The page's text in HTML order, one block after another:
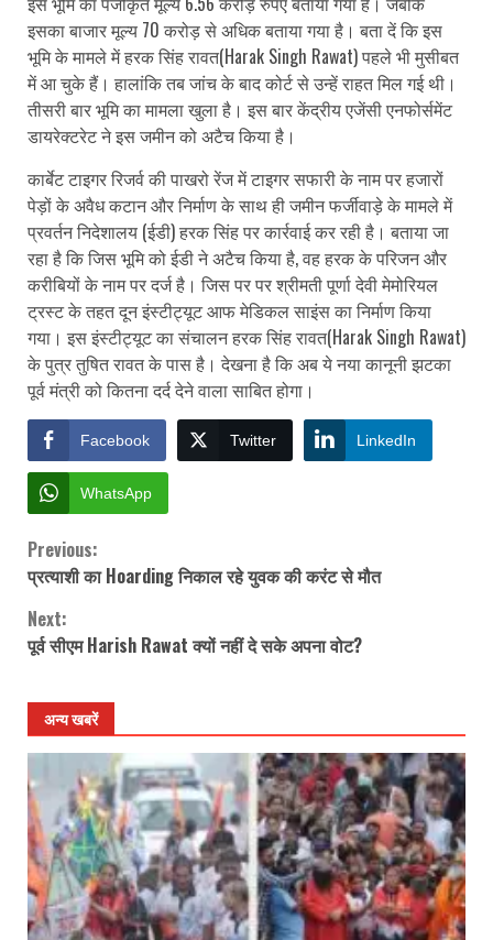
इसका बाजार मूल्य 70 करोड़ से अधिक बताया गया है। बता दें कि इस
भूमि के मामले में हरक सिंह रावत(Harak Singh Rawat) पहले भी मुसीबत
में आ चुके हैं। हालांकि तब जांच के बाद कोर्ट से उन्हें राहत मिल गई थी।
तीसरी बार भूमि का मामला खुला है। इस बार केंद्रीय एजेंसी एनफोर्समेंट
डायरेक्टरेट ने इस जमीन को अटैच किया है।
कार्बेट टाइगर रिजर्व की पाखरो रेंज में टाइगर सफारी के नाम पर हजारों
पेड़ों के अवैध कटान और निर्माण के साथ ही जमीन फर्जीवाड़े के मामले में
प्रवर्तन निदेशालय (ईडी) ​हरक सिंह पर कार्रवाई कर रही है। बताया जा
रहा है कि जिस भूमि को ईडी ने अटैच किया है, वह हरक के परिजन और
करीबियों के नाम पर दर्ज है। जिस पर पर श्रीमती पूर्णा देवी मेमोरियल
ट्रस्ट के तहत दून इंस्टीट्यूट आफ मेडिकल साइंस का निर्माण किया
गया। इस इंस्टीट्यूट का संचालन हरक सिंह रावत(Harak Singh Rawat)
के पुत्र तुषित रावत के पास है। देखना है कि अब ये नया कानूनी झटका
पूर्व मंत्री को कितना दर्द देने वाला साबित होगा।
Facebook Twitter LinkedIn
WhatsApp
Continue
Reading
Previous:
प्रत्‍याशी का Hoarding निकाल रहे युवक की करंट से मौत
Next:
पूर्व सीएम Harish Rawat क्यों नहीं दे सके अपना वोट?
अन्य खबरें